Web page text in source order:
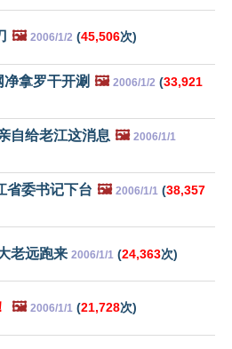
🖼️ 2006/1/2 (45,506次)
拿罗干开涮 🖼️ 2006/1/2 (33,921
自给老江这消息 🖼️ 2006/1/1
省委书记下台 🖼️ 2006/1/1 (38,357
老远跑来 2006/1/1 (24,363次)
🖼️ 2006/1/1 (21,728次)